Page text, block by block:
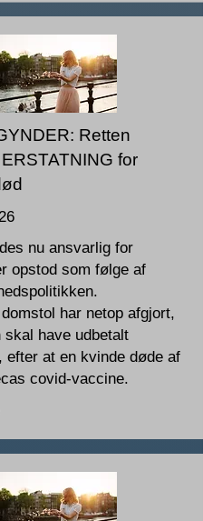
Retten
for
nu ansvarlig for
opstod som følge af
har netop afgjort,
skal have udbetalt
efter at en kvinde døde af
covid-vaccine.